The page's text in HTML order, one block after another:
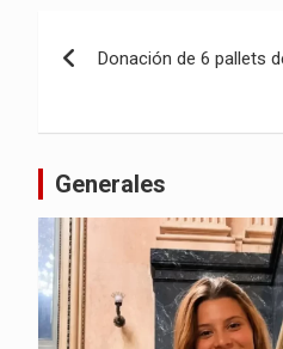
de
entradas
Donación de 6 pallets
Generales